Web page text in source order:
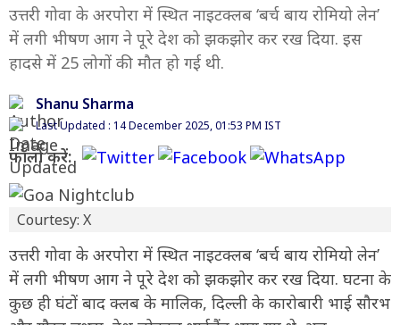
उत्तरी गोवा के अरपोरा में स्थित नाइटक्लब ‘बर्च बाय रोमियो लेन’
में लगी भीषण आग ने पूरे देश को झकझोर कर रख दिया. इस
हादसे में 25 लोगों की मौत हो गई थी.
Shanu Sharma
Last Updated : 14 December 2025, 01:53 PM IST
फॉलो करें:
Courtesy: X
उत्तरी गोवा के अरपोरा में स्थित नाइटक्लब ‘बर्च बाय रोमियो लेन’
में लगी भीषण आग ने पूरे देश को झकझोर कर रख दिया. घटना के
कुछ ही घंटों बाद क्लब के मालिक, दिल्ली के कारोबारी भाई सौरभ